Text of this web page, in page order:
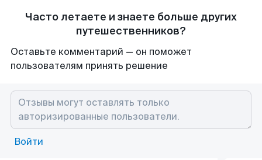
Часто летаете и знаете больше других
путешественников?
Оставьте комментарий — он поможет
пользователям принять решение
Войти